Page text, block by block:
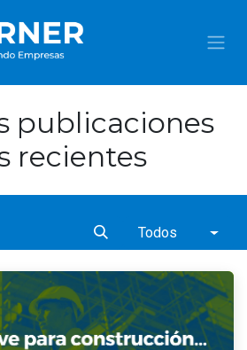
publicaciones
recientes
Todos